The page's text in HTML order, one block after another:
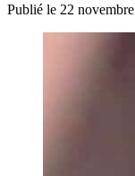
Publié le 22